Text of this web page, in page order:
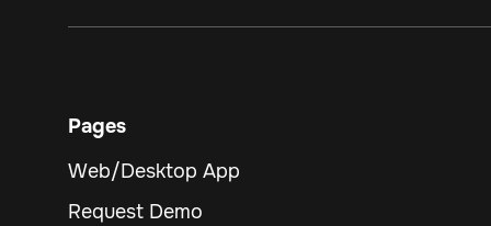
Pages
Web/Desktop App
Request Demo